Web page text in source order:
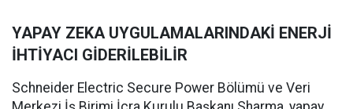
YAPAY ZEKA UYGULAMALARINDAKİ ENERJİ
İHTİYACI GİDERİLEBİLİR
Schneider Electric Secure Power Bölümü ve Veri